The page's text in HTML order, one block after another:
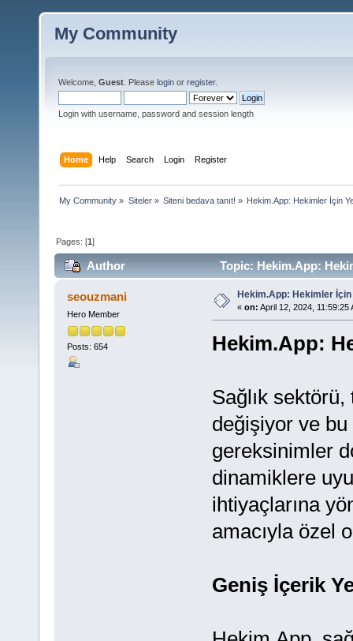
My Community
Welcome, Guest . Please login or register.
Login with username, password and session length
Home Help Search Login Register
My Community » Siteler» Siteni bedava tanıt! » Hekim.App: Hekimler İçin
Pages: [1]
Author Topic: Hekim.App:
seouzmani
Hero Member
Posts: 654
Hekim.App: Hekimler
« on: April 12, 2024, 11:59:25
Hekim.App:
Sağlık
değişiyor ve
gereksinimler
dinamiklere
ihtiyaçlarına
amacıyla özel
Geniş İçerik